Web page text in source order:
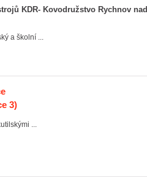
KDR- Kovodružstvo Rychnov nad
a školní ...
3)
...